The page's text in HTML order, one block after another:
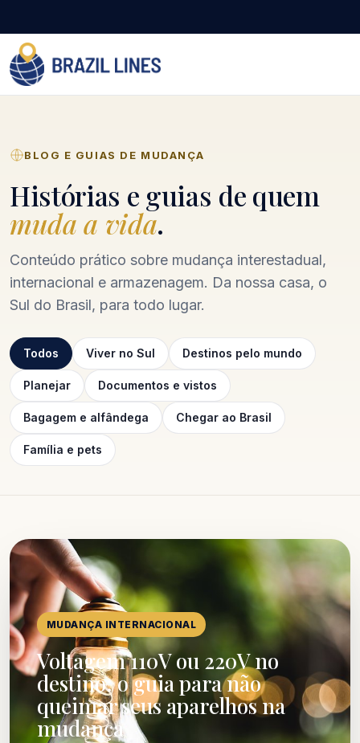
BLOG E GUIAS DE MUDANÇA
Histórias e guias de quem
muda a vida.
Conteúdo prático sobre mudança interestadual,
internacional e armazenagem. Da nossa casa, o
Sul do Brasil, para todo lugar.
Todos Viver no Sul Destinos pelo mundo
Planejar Documentos e vistos
Bagagem e alfândega Chegar ao Brasil
Família e pets
MUDANÇA INTERNACIONAL
Voltagem 110V ou 220V no
destino: o guia para não
queimar seus aparelhos na
mudança